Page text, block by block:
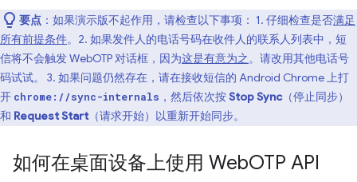
要点 ：如果演示版不起作用，请检查以下事项： 1. 仔细检查是否满足
所有前提条件。2. 如果发件人的电话号码在收件人的联系人列表中，短
信将不会触发 WebOTP 对话框，因为这是有意为之。请改用其他电话号
码试试。 3. 如果问题仍然存在，请在接收短信的 Android Chrome 上打
开 chrome://sync-internals ，然后依次按Stop Sync（停止同步）
和 Request Start （请求开始）以重新开始同步。
如何在桌面设备上使用 WebOTP API